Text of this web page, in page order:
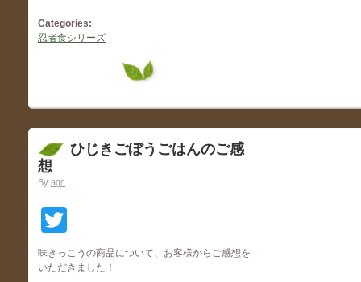
Categories:
忍者食シリーズ
ひじきごぼうごはんのご感
想
By agc
味きっこうの商品について、お客様からご感想を
いただきました！